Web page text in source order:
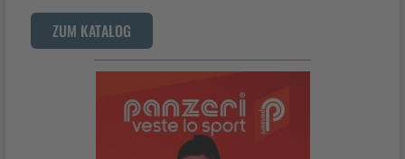
ZUM KATALOG